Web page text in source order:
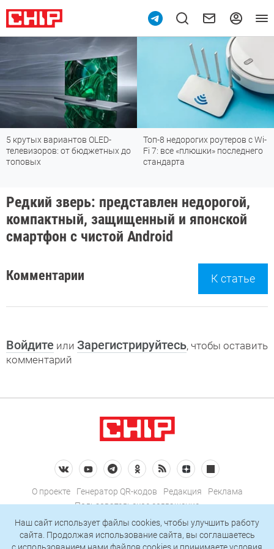
5 крутых вариантов OLED-
телевизоров: от бюджетных до
топовых
Топ-8 недорогих роутеров с Wi-
Fi 7: все «плюшки» последнего
стандарта
Редкий зверь: представлен недорогой,
компактный, защищенный и японской
смартфон с чистой Android
Комментарии К статье
Войдите или Зарегистрируйтесь, чтобы оставить
комментарий
О проекте Генератор QR-кодов Редакция
Реклама
Пользовательское соглашение
Политика конфиденциальности
Подписаться на рассылку
Наш сайт использует файлы cookies, чтобы улучшить работу
сайта. Продолжая использование сайта, вы соглашаетесь